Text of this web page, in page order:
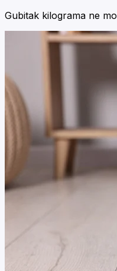
Gubitak kilograma ne